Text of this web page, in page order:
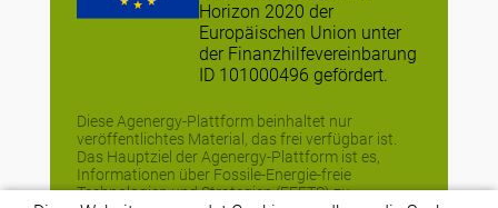
Horizon 2020 der
Europäischen Union unter
der Finanzhilfevereinbarung
ID 101000496 gefördert.
Diese Agenergy-Plattform beinhaltet nur
veröffentlichtes Material, das frei verfügbar ist.
Das Hauptziel der Agenergy-Plattform ist es,
Informationen über Fossile-Energie-freie
Technologien und Strategien (FEFTS) zu